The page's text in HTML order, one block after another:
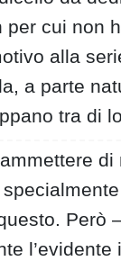
per cui non
alla
a parte
tra di
di
Però
l’evidente